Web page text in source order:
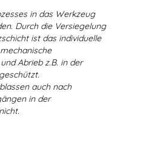
in das Werkzeug
Durch die Versiegelung
ist das individuelle
Abrieb z.B. in der
auch nach
in der